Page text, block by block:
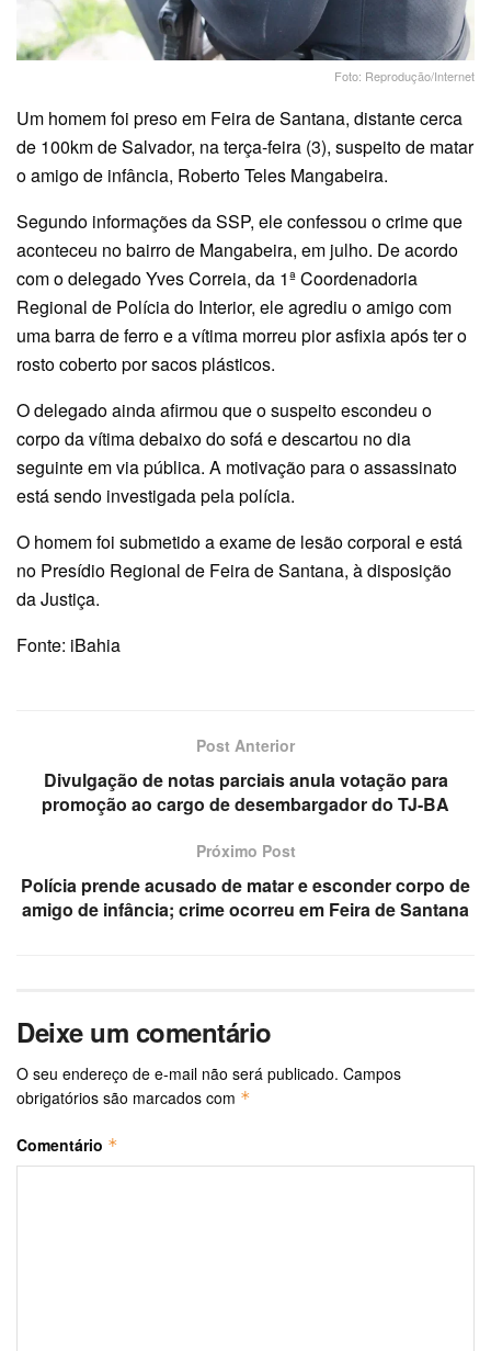
Foto: Reprodução/Internet
Um homem foi preso em Feira de Santana, distante cerca
de 100km de Salvador, na terça-feira (3), suspeito de matar
o amigo de infância, Roberto Teles Mangabeira.
Segundo informações da SSP, ele confessou o crime que
aconteceu no bairro de Mangabeira, em julho. De acordo
com o delegado Yves Correia, da 1ª Coordenadoria
Regional de Polícia do Interior, ele agrediu o amigo com
uma barra de ferro e a vítima morreu pior asfixia após ter o
rosto coberto por sacos plásticos.
O delegado ainda afirmou que o suspeito escondeu o
corpo da vítima debaixo do sofá e descartou no dia
seguinte em via pública. A motivação para o assassinato
está sendo investigada pela polícia.
O homem foi submetido a exame de lesão corporal e está
no Presídio Regional de Feira de Santana, à disposição
da Justiça.
Fonte: iBahia
Post Anterior
Divulgação de notas parciais anula votação para
promoção ao cargo de desembargador do TJ-BA
Próximo Post
Polícia prende acusado de matar e esconder corpo de
amigo de infância; crime ocorreu em Feira de Santana
Deixe um comentário
O seu endereço de e-mail não será publicado. Campos
obrigatórios são marcados com *
Comentário *